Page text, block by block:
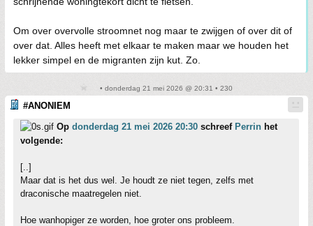
Om over overvolle stroomnet nog maar te zwijgen of over dit of
over dat. Alles heeft met elkaar te maken maar we houden het
lekker simpel en de migranten zijn kut. Zo.
• donderdag 21 mei 2026 @ 20:31 • 230
#ANONIEM
Op donderdag 21 mei 2026 20:30 schreef Perrin het
volgende:
[..]
Maar dat is het dus wel. Je houdt ze niet tegen, zelfs met
draconische maatregelen niet.
Hoe wanhopiger ze worden, hoe groter ons probleem.